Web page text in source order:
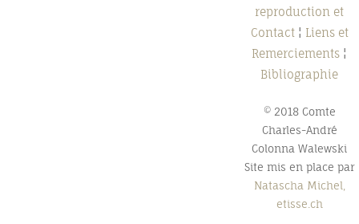
To
Top
reproduction et
Contact¦ Liens et
Remerciements ¦
Bibliographie
© 2018 Comte
Charles-André
Colonna Walewski
Site mis en place par
Natascha Michel,
etisse.ch